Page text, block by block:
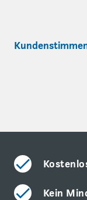
Kein